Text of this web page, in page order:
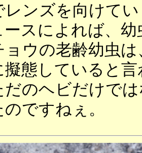
レンズを向けて
スによれば、
ョウの老齢幼虫
擬態していると
だのヘビだけで
ですねぇ。